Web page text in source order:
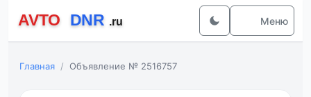
Меню
Главная Объявление № 2516757